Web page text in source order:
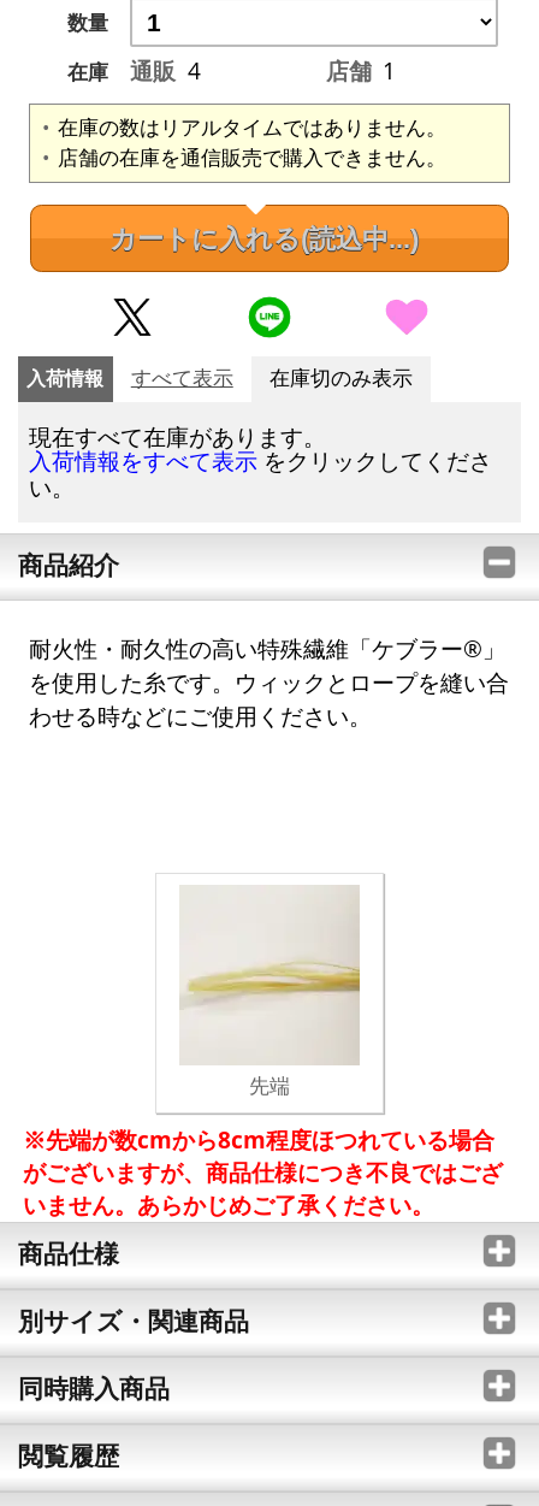
数量
在庫
通販 4 店舗 1
在庫の数はリアルタイムではありません。
店舗の在庫を通信販売で購入できません。
カートに入れる(読込中...)
入荷情報 すべて表示 在庫切のみ表示
現在すべて在庫があります。
入荷情報をすべて表示 をクリックしてくださ
い。
商品紹介
耐火性・耐久性の高い特殊繊維「ケブラー®」
を使用した糸です。ウィックとロープを縫い合
わせる時などにご使用ください。
先端
※先端が数cmから8cm程度ほつれている場合
がございますが、商品仕様につき不良ではござ
いません。あらかじめご了承ください。
商品仕様
別サイズ・関連商品
同時購入商品
閲覧履歴